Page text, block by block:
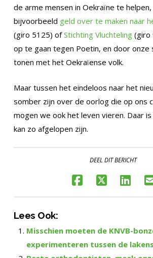
de arme mensen in Oekraïne te
bijvoorbeeld geld over te maken naar
(giro 5125) ofStichting Vluchteling (giro
op te gaan tegen Poetin, en door onze
tonen met het Oekraïense volk.
Maar tussen het eindeloos naar het
somber zijn over de oorlog die op ons
mogen we ook het leven vieren. Daar
kan zo afgelopen zijn.
DEEL DIT BERICHT
Lees Ook:
Misschien moeten de KNVB-
experimenteren tussen de lakens